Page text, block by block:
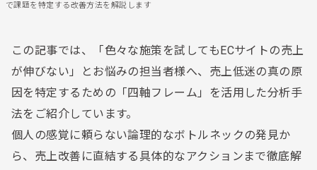
で課題を特定する改善方法を解説します
この記事では、「色々な施策を試してもECサイトの売上
が伸びない」とお悩みの担当者様へ、売上低迷の真の原
因を特定するための「四軸フレーム」を活用した分析手
法をご紹介しています。
個人の感覚に頼らない論理的なボトルネックの発見か
ら、売上改善に直結する具体的なアクションまで徹底解